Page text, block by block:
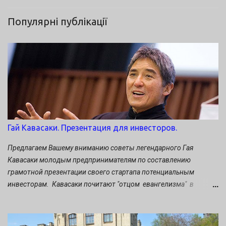
Популярні публікації
Гай Кавасаки. Презентация для инвесторов.
Предлагаем Вашему вниманию советы легендарного Гая
Кавасаки молодым предпринимателям по составлению
грамотной презентации своего стартапа потенциальным
инвесторам. Кавасаки почитают "отцом евангелизма" в
веру (считайте, что чьё-то трепетное прикосновение к айпаду в